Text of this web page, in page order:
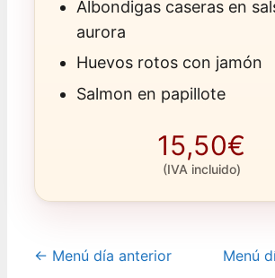
Albondigas caseras en
aurora
Huevos rotos con jamón
Salmon en papillote
15,50€
(IVA incluido)
← Menú día anterior Menú